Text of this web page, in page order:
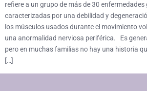
refiere a un grupo de más de 30 enfermedades
caracterizadas por una debilidad y
los músculos usados durante el movimiento
una anormalidad nerviosa periférica. Es
pero en muchas familias no hay una historia
[…]